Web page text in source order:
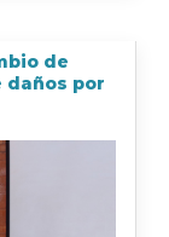
de
daños por